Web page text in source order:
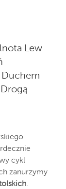
Lew
Duchem
cykl
zanurzymy
.